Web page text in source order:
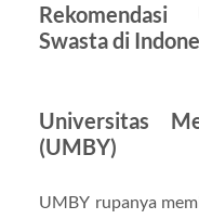
Rekomendasi
Swasta di
Universitas
(UMBY)
UMBY rupanya